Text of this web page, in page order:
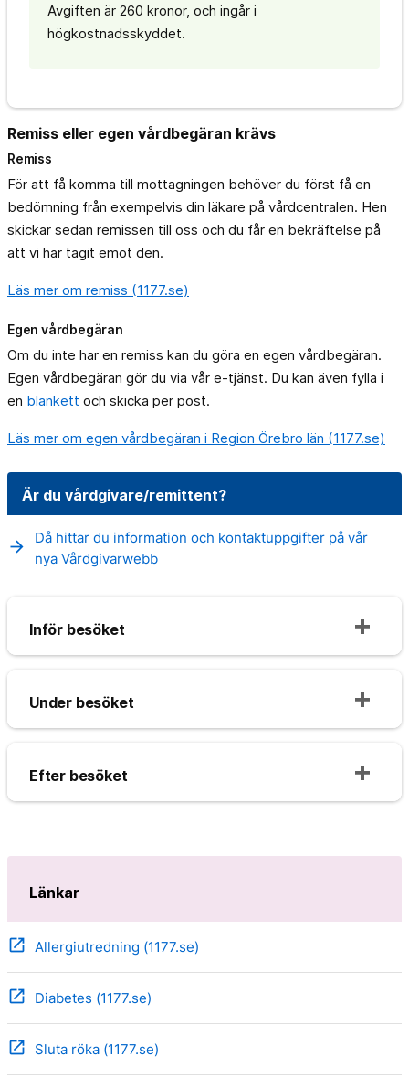
Avgiften är 260 kronor, och ingår i
högkostnadsskyddet.
Remiss eller egen vårdbegäran krävs
Remiss
För att få komma till mottagningen behöver du först få en
bedömning från exempelvis din läkare på vårdcentralen. Hen
skickar sedan remissen till oss och du får en bekräftelse på
att vi har tagit emot den.
Läs mer om remiss (1177.se)
Egen vårdbegäran
Om du inte har en remiss kan du göra en egen vårdbegäran.
Egen vårdbegäran gör du via vår e-tjänst. Du kan även fylla i
en blankett och skicka per post.
Läs mer om egen vårdbegäran i Region Örebro län (1177.se)
Är du vårdgivare/remittent?
arrow_forward
Då hittar du information och kontaktuppgifter på vår
nya Vårdgivarwebb
Inför besöket
Under besöket
Efter besöket
Länkar
open_in_new Allergiutredning (1177.se)
open_in_new Diabetes (1177.se)
open_in_new Sluta röka (1177.se)